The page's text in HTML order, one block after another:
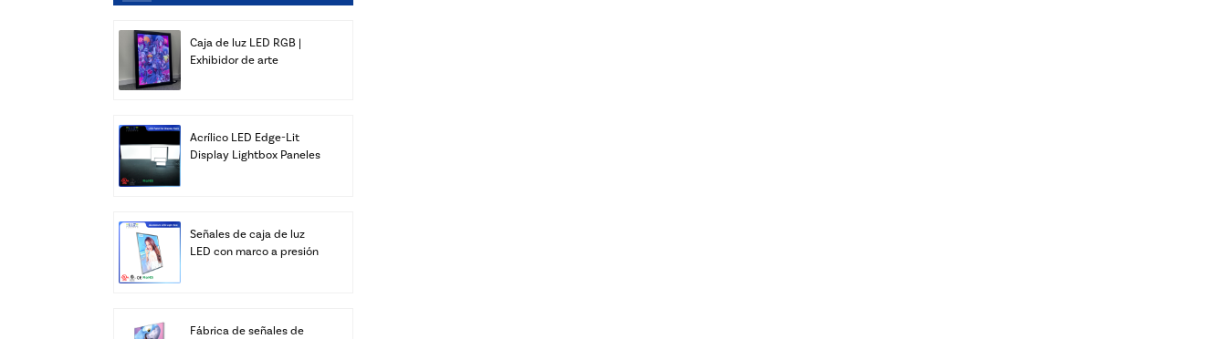
Caja de luz LED RGB |
Exhibidor de arte
Acrílico LED Edge-Lit
Display Lightbox Paneles
Señales de caja de luz
LED con marco a presión
Fábrica de señales de